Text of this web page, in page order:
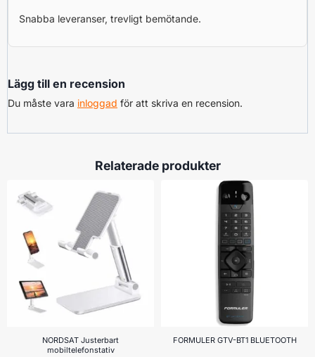
Snabba leveranser, trevligt bemötande.
Lägg till en recension
Du måste vara inloggad för att skriva en recension.
Relaterade produkter
NORDSAT Justerbart
mobiltelefonstativ
FORMULER GTV-BT1 BLUETOOTH